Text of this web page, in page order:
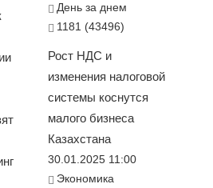
День за днем
1181 (43496)
Рост НДС и
изменения налоговой
системы коснутся
малого бизнеса
Казахстана
30.01.2025 11:00
Экономика